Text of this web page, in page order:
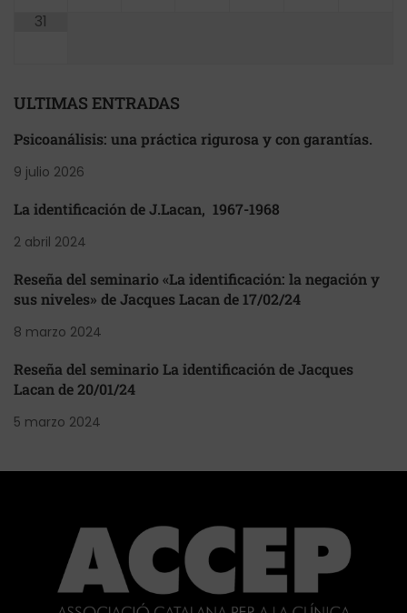
31
ULTIMAS ENTRADAS
Psicoanálisis: una práctica rigurosa y con garantías.
9 julio 2026
La identificación de J.Lacan, 1967-1968
2 abril 2024
Reseña del seminario «La identificación: la negación y
sus niveles» de Jacques Lacan de 17/02/24
8 marzo 2024
Reseña del seminario La identificación de Jacques
Lacan de 20/01/24
5 marzo 2024